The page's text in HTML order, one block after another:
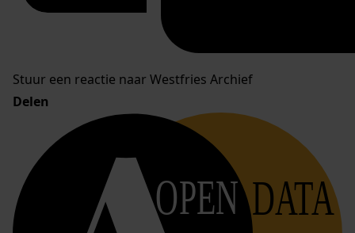
Stuur een reactie naar Westfries Archief
Delen
OPEN DATA